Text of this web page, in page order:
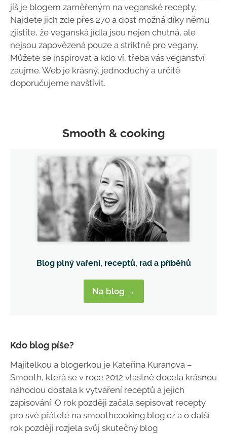
jíš je blogem zaměřeným na veganské recepty.
Najdete jich zde přes 270 a dost možná díky němu
zjistíte, že veganská jídla jsou nejen chutná, ale
nejsou zapovězená pouze a striktně pro vegany.
Můžete se inspirovat a kdo ví, třeba vás veganství
zaujme. Web je krásný, jednoduchý a určitě
doporučujeme navštívit.
Smooth & cooking
Blog plný vaření, receptů, rad a příběhů
Na blog →
Kdo blog píše?
Majitelkou a blogerkou je Kateřina Kuranova –
Smooth, která se v roce 2012 vlastně docela krásnou
náhodou dostala k vytváření receptů a jejich
zapisování. O rok později začala sepisovat recepty
pro své přátelé na smoothcooking.blog.cz a o další
rok později rozjela svůj skutečný blog